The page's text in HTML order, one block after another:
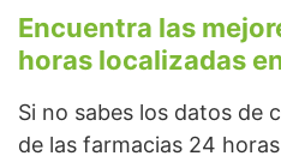
Encuentra las
horas localizadas
Si no sabes los datos de
de las farmacias 24